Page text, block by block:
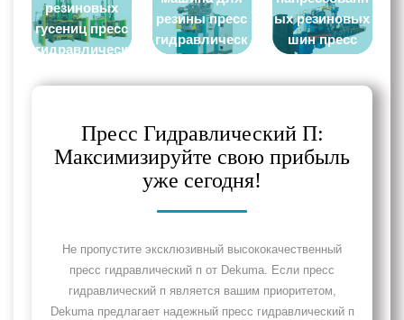
резиновых
гусениц пресс
гидравлическ
резины пресс
гидравлическ
ых резиновых
шин пресс
ий п
Пресс Гидравлический П:
Максимизируйте свою прибыль
уже сегодня!
Не пропустите эксклюзивный высококачественный
пресс гидравлический п от Dekuma. Если пресс
гидравлический п является вашим приоритетом,
Dekuma предлагает надежный пресс гидравлический п